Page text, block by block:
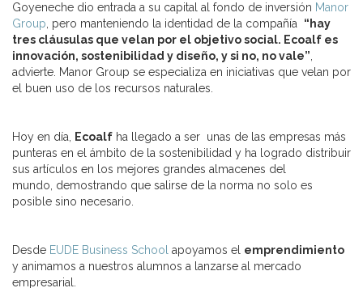
Goyeneche dio entrada a su capital al fondo de inversión Manor
Group , pero manteniendo la identidad de la compañía “hay
tres cláusulas que velan por el objetivo social. Ecoalf es
innovación, sostenibilidad y diseño, y si no, no vale”
advierte. Manor Group se especializa en iniciativas que velan por
el buen uso de los recursos naturales.
Hoy en día, Ecoalf ha llegado a ser unas de las empresas más
punteras en el ámbito de la sostenibilidad y ha logrado distribuir
sus artículos en los mejores grandes almacenes del
mundo, demostrando que salirse de la norma no solo es
posible sino necesario.
Desde EUDE Business School apoyamos el emprendimiento
y animamos a nuestros alumnos a lanzarse al mercado
empresarial.